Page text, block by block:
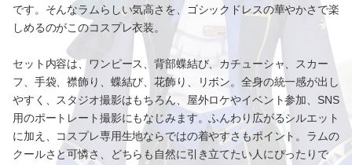
です。そんなラムらしい気高さを、ゴシックドレスの華やかさで楽
しめるのがこのコスプレ衣装。
セット内容は、ワンピース、背部蝶結び、カチューシャ、スカー
フ、手袋、襟飾り、蝶結び、花飾り、リボン。全身の統一感が出し
やすく、スタジオ撮影はもちろん、屋外ロケやイベント参加、SNS
用のポートレート撮影にもなじみます。ふんわり広がるシルエット
に加え、コスプレ専用生地ならではの着やすさもポイント。ラムの
クールさと可憐さ、どちらも自然に引き立てたい人にぴったりで